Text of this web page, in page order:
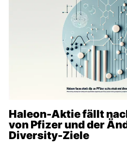
Haleon-Aktie fällt
von Pfizer und der
Diversity-Ziele